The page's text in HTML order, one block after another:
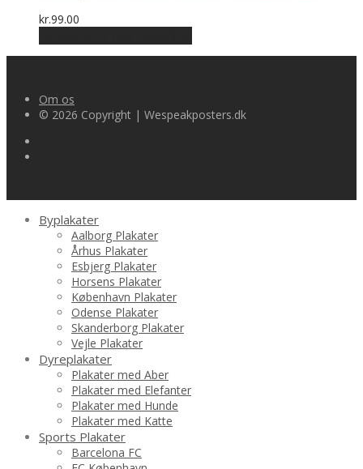
kr.99.00
Om os
© 2026 Copyright | Wespeakposters.dk
Byplakater
Aalborg Plakater
Århus Plakater
Esbjerg Plakater
Horsens Plakater
København Plakater
Odense Plakater
Skanderborg Plakater
Vejle Plakater
Dyreplakater
Plakater med Aber
Plakater med Elefanter
Plakater med Hunde
Plakater med Katte
Sports Plakater
Barcelona FC